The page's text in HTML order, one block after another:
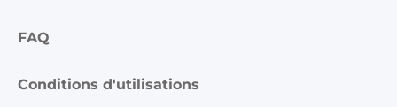
FAQ
Conditions d'utilisations